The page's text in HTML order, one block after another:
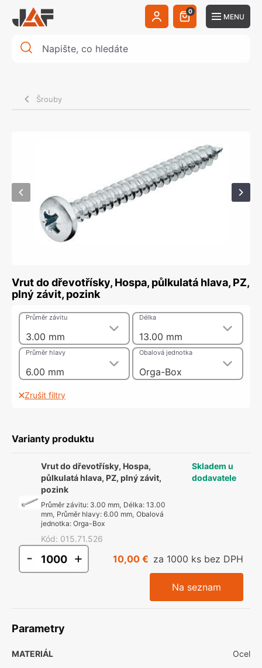
0
MENU
Šrouby
Vrut do dřevotřísky, Hospa, půlkulatá hlava, PZ,
plný závit, pozink
3.00 mm
Průměr závitu
13.00 mm
Délka
6.00 mm
Průměr hlavy
Orga-Box
Obalová jednotka
Zrušit filtry
Varianty produktu
Vrut do dřevotřísky, Hospa,
půlkulatá hlava, PZ, plný závit,
pozink
Průměr závitu: 3.00 mm, Délka: 13.00
mm, Průměr hlavy: 6.00 mm, Obalová
jednotka: Orga-Box
Kód: 015.71.526
Skladem u
dodavatele
- + 10,00 € za 1000 ks bez DPH
Na seznam
Parametry
MATERIÁL Ocel